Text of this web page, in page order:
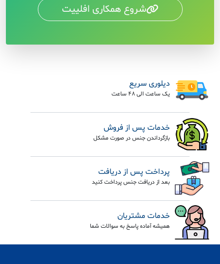
شروع همکاری افلییت
دیلوری سریع
یک ساعت الی 48 ساعت
خدمات پس از فروش
بازگرداندن جنس در صورت مشکل
پرداخت پس از دریافت
بعد از دریافت جنس پرداخت کنید
خدمات مشتریان
همیشه آماده پاسخ به سوالات شما